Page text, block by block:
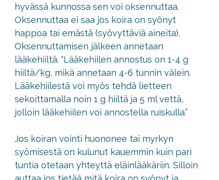
hyvässä kunnossa sen voi oksennuttaa.
Oksennuttaa ei saa jos koira on syönyt
happoa tai emästä (syövyttäviä aineita).
Oksennuttamisen jälkeen annetaan
lääkehiiltä. “Lääkehiilen annostus on 1-4 g
hiiltä/kg, mikä annetaan 4-6 tunnin välein.
Lääkehiilestä voi myös tehdä lietteen
sekoittamalla noin 1 g hiiltä ja 5 ml vettä,
jolloin lääkehiilen voi annostella ruiskulla.”
Jos koiran vointi huononee tai myrkyn
syömisestä on kulunut kauemmin kuin pari
tuntia otetaan yhteyttä eläinlääkäriin. Silloin